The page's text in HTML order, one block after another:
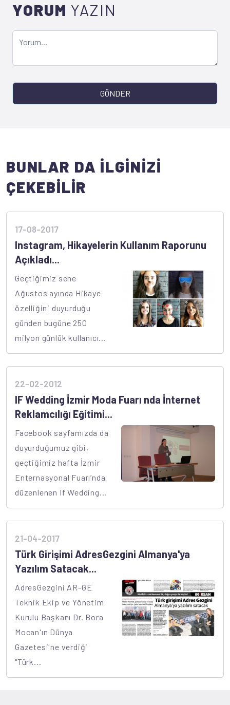
YORUM YAZIN
GÖNDER
BUNLAR DA İLGİNİZİ
ÇEKEBİLİR
17-08-2017
Instagram, Hikayelerin Kullanım Raporunu
Açıkladı...
Geçtiğimiz sene
Ağustos ayında Hikaye
özelliğini duyurduğu
günden bugüne 250
milyon günlük kullanıcı...
22-02-2012
IF Wedding İzmir Moda Fuarı nda İnternet
Reklamcılığı Eğitimi...
Facebook sayfamızda da
duyurduğumuz gibi,
geçtiğimiz hafta İzmir
Enternasyonal Fuarı’nda
düzenlenen If Wedding...
21-04-2017
Türk Girişimi AdresGezgini Almanya'ya
Yazılım Satacak...
AdresGezgini AR-GE
Teknik Ekip ve Yönetim
Kurulu Başkanı Dr. Bora
Mocan'ın Dünya
Gazetesi'ne verdiği
"Türk...